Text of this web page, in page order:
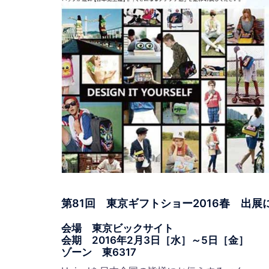
第81回 東京ギフトショー2016春 出展
会場 東京ビックサイト
会期 2016年2月3日［水］～5日［金］
ゾーン 東6317